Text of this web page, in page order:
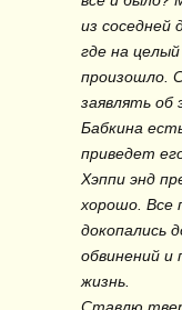
из соседней
где на
произошло.
заявлять
Бабкина
приведет
Хэппи энд
хорошо. Все
докопались
обвинений и
жизнь.